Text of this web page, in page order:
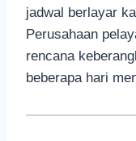
jadwal berlayar
Perusahaan
rencana
beberapa hari